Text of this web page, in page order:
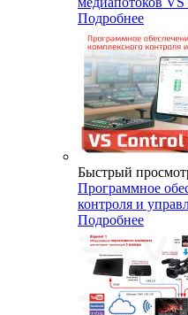
Подробнее
Быстрый
Программное
контроля и
Подробнее